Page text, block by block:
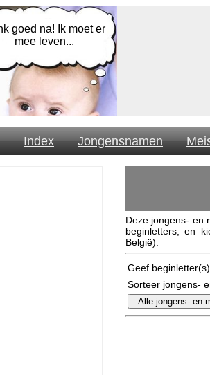
goed na! Ik moet er
mee leven...
Index Jongensnamen
Deze jongens- en
beginletters, en
België).
Geef beginletter(s)
Sorteer jongens-